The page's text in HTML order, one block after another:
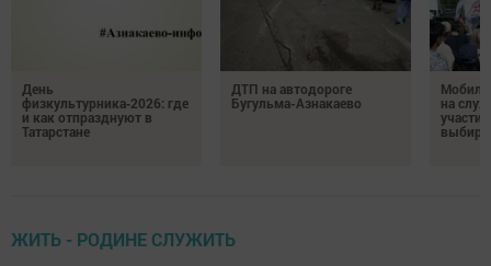
День
физкультурника‑2026: где
и как отпразднуют в
Татарстане
ДТП на автодороге
Бугульма-Азнакаево
на
ЖИТЬ - РОДИНЕ СЛУЖИТЬ